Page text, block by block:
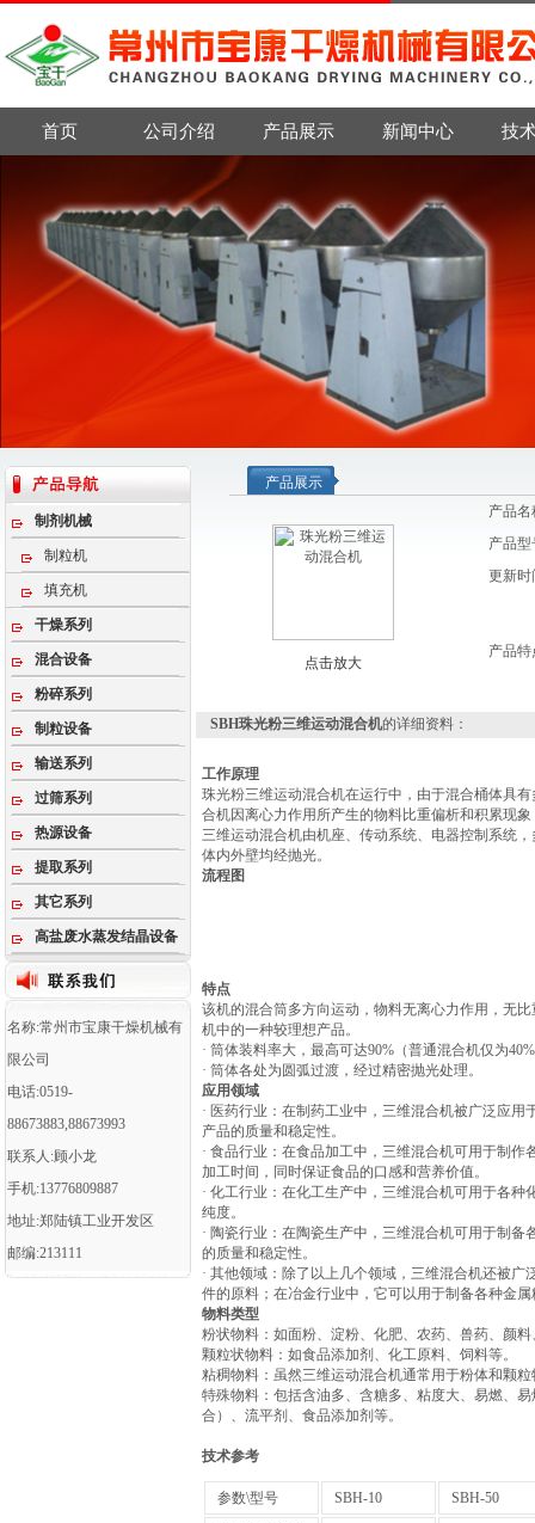
首页 公司介绍 产品展示 新闻中心 技
制剂机械
制粒机
填充机
干燥系列
混合设备
粉碎系列
制粒设备
输送系列
过筛系列
热源设备
提取系列
其它系列
高盐废水蒸发结晶设备
名称:常州市宝康干燥机械有
限公司
电话:0519-
88673883,88673993
联系人:顾小龙
手机:13776809887
地址:郑陆镇工业开发区
邮编:213111
产品展示
点击放大
产品名
产品型
更新时
产品特
SBH珠光粉三维运动混合机的详细资料：
工作原理
珠光粉三维运动混合机在运行中，由于混合桶体具
合机因离心力作用所产生的物料比重偏析和积累现象
三维运动混合机由机座、传动系统、电器控制系统
体内外壁均经抛光。
流程图
特点
该机的混合筒多方向运动，物料无离心力作用，无
机中的一种较理想产品。
· 筒体装料率大，最高可达90%（普通混合机仅为
· 筒体各处为圆弧过渡，经过精密抛光处理。
应用领域
· 医药行业：在制药工业中，三维混合机被广泛应
产品的质量和稳定性。
· 食品行业：在食品加工中，三维混合机可用于制
加工时间，同时保证食品的口感和营养价值。
· 化工行业：在化工生产中，三维混合机可用于各
纯度。
· 陶瓷行业：在陶瓷生产中，三维混合机可用于制
的质量和稳定性。
· 其他领域：除了以上几个领域，三维混合机还被
件的原料；在冶金行业中，它可以用于制备各种金
物料类型
粉状物料‌：如面粉、淀粉、化肥、农药、兽药、颜
‌颗粒状物料‌：如食品添加剂、化工原料、饲料等‌。
粘稠物料‌：虽然三维运动混合机通常用于粉体和颗
特殊物料‌：包括含油多、含糖多、粘度大、易燃、
合）、流平剂、食品添加剂等‌。
技术参考
参数\型号 SBH-10 SBH-50